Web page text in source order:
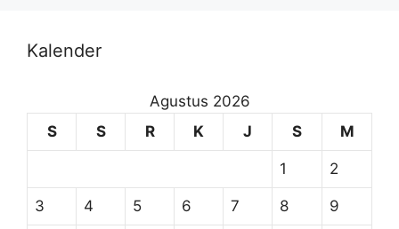
Kalender
Agustus 2026
S
S R K J S M
1 2
3 4 5 6 7 8 9